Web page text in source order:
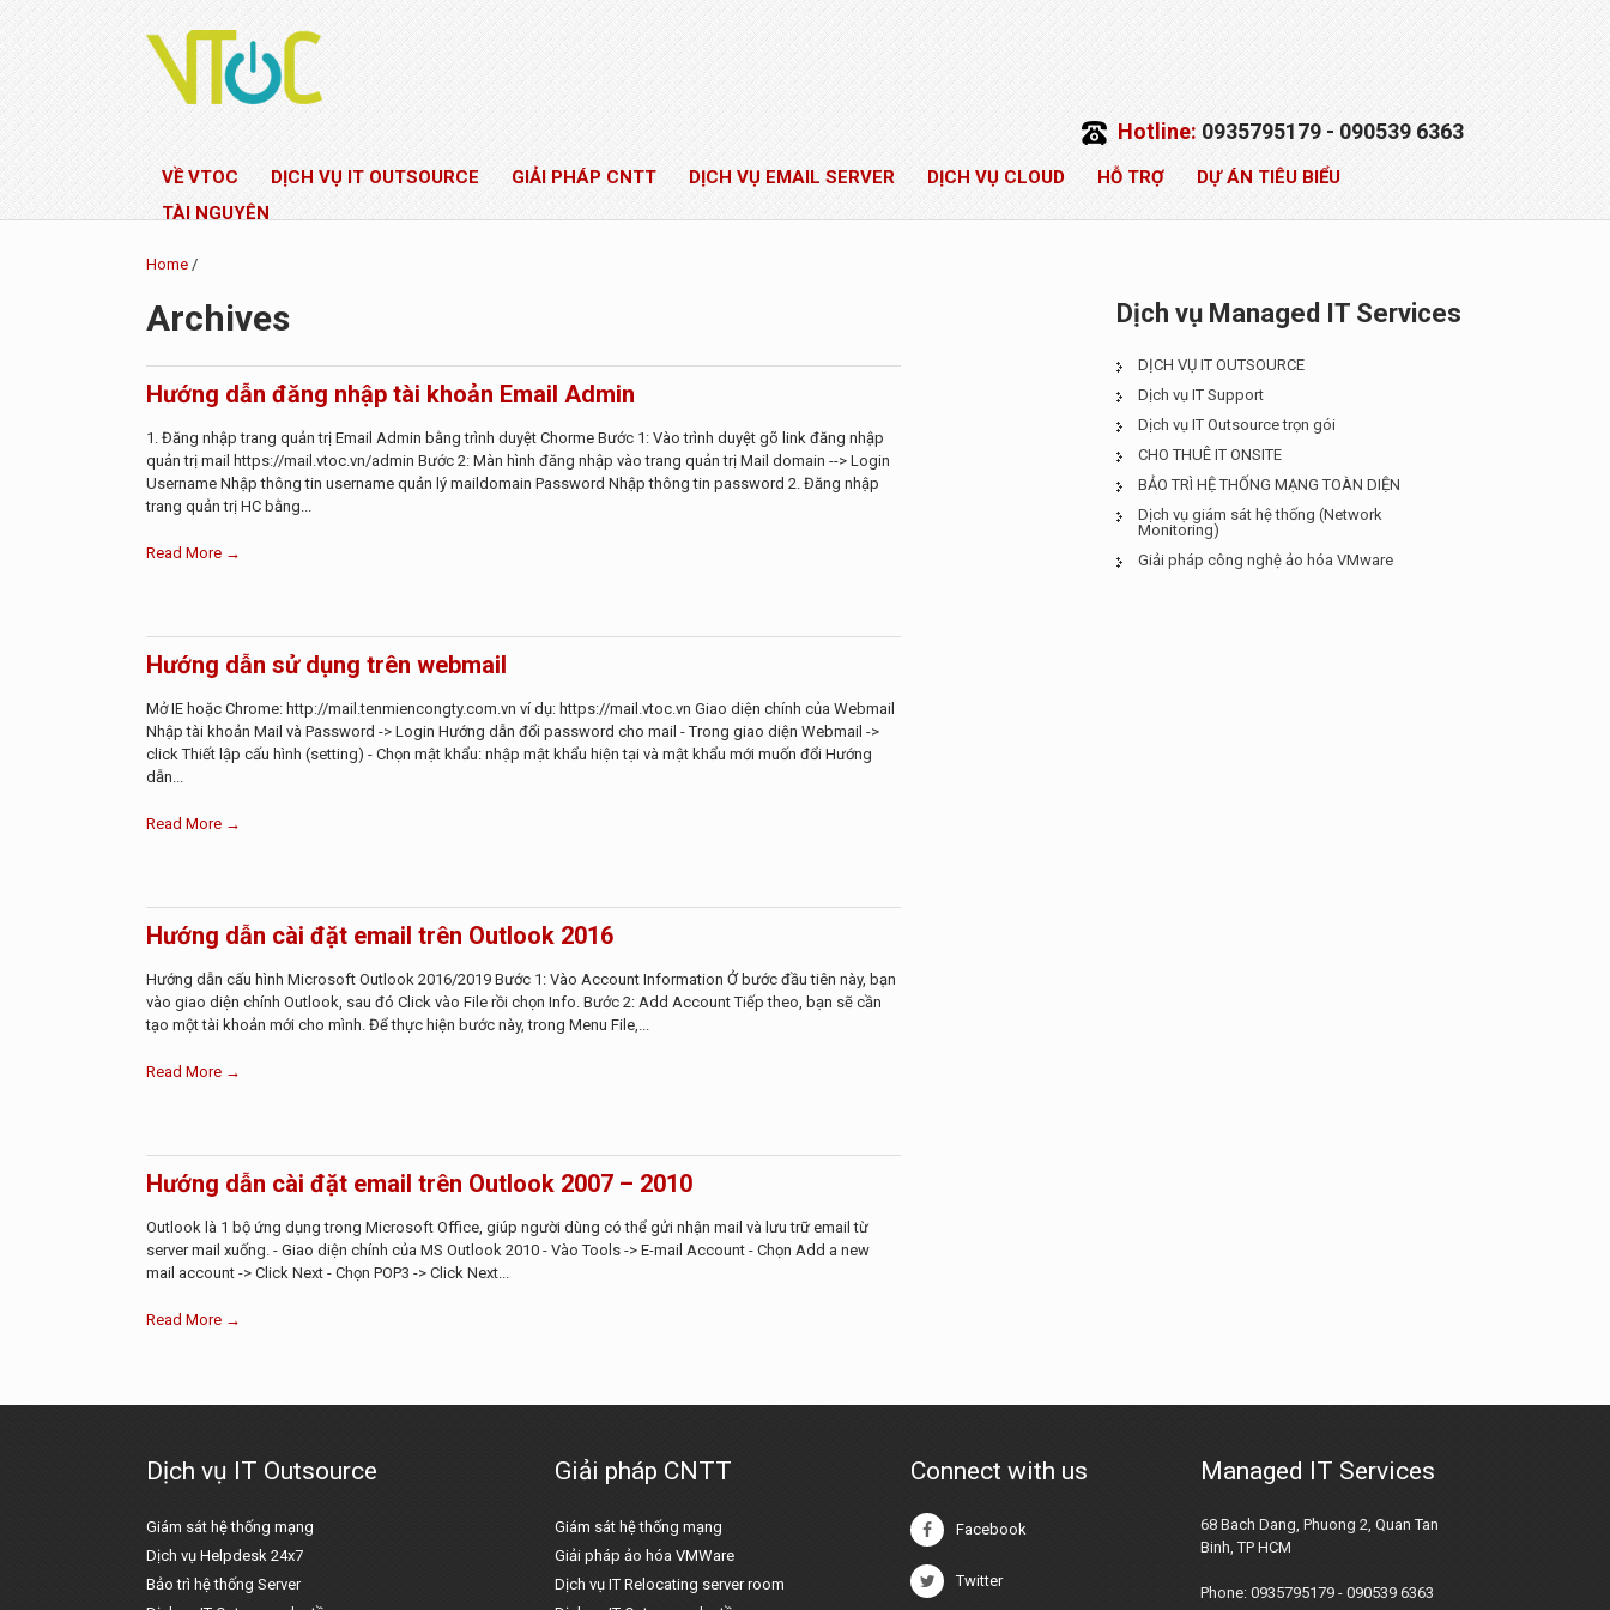
Hotline:0935795179 - 090539 6363
VỀ VTOC DỊCH VỤ IT OUTSOURCE GIẢI PHÁP CNTT DỊCH VỤ EMAIL SERVER DỊCH VỤ CLOUD HỖ TRỢ
DỰ ÁN TIÊU BIỂU
TÀI NGUYÊN
Home /
Archives
Hướng dẫn đăng nhập tài khoản Email Admin
1. Đăng nhập trang quản trị Email Admin bằng trình duyệt Chorme Bước 1: Vào trình duyệt gõ link đăng nhập
quản trị mail https://mail.vtoc.vn/admin Bước 2: Màn hình đăng nhập vào trang quản trị Mail domain --> Login
Username Nhập thông tin username quản lý maildomain Password Nhập thông tin password 2. Đăng nhập
trang quản trị HC bằng...
Read More →
Hướng dẫn sử dụng trên webmail
Mở IE hoặc Chrome: http://mail.tenmiencongty.com.vn ví dụ: https://mail.vtoc.vn Giao diện chính của Webmail
Nhập tài khoản Mail và Password -> Login Hướng dẫn đổi password cho mail - Trong giao diện Webmail ->
click Thiết lập cấu hình (setting) - Chọn mật khẩu: nhập mật khẩu hiện tại và mật khẩu mới muốn đổi Hướng
dẫn...
Read More →
Hướng dẫn cài đặt email trên Outlook 2016
Hướng dẫn cấu hình Microsoft Outlook 2016/2019 Bước 1: Vào Account Information Ở bước đầu tiên này, bạn
vào giao diện chính Outlook, sau đó Click vào File rồi chọn Info. Bước 2: Add Account Tiếp theo, bạn sẽ cần
tạo một tài khoản mới cho mình. Để thực hiện bước này, trong Menu File,...
Read More →
Hướng dẫn cài đặt email trên Outlook 2007 – 2010
Outlook là 1 bộ ứng dụng trong Microsoft Office, giúp người dùng có thể gửi nhận mail và lưu trữ email từ
server mail xuống. - Giao diện chính của MS Outlook 2010 - Vào Tools -> E-mail Account - Chọn Add a new
mail account -> Click Next - Chọn POP3 -> Click Next...
Read More →
Dịch vụ Managed IT Services
DỊCH VỤ IT OUTSOURCE
Dịch vụ IT Support
Dịch vụ IT Outsource trọn gói
CHO THUÊ IT ONSITE
BẢO TRÌ HỆ THỐNG MẠNG TOÀN DIỆN
Dịch vụ giám sát hệ thống (Network
Monitoring)
Giải pháp công nghệ ảo hóa VMware
Dịch vụ IT Outsource
Giám sát hệ thống mạng
Dịch vụ Helpdesk 24x7
Bảo trì hệ thống Server
Giải pháp CNTT
Giám sát hệ thống mạng
Giải pháp ảo hóa VMWare
Dịch vụ IT Relocating server room
Connect with us
Facebook
Twitter
Managed IT Services
68 Bach Dang, Phuong 2, Quan Tan
Binh, TP HCM
Phone: 0935795179 - 090539 6363